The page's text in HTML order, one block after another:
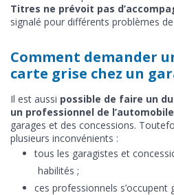
Titres ne prévoit pas
signalé pour différents problèmes
Comment demander
carte grise chez un
Il est aussi possible de faire un
un professionnel de
garages et des concessions.
plusieurs inconvénients :
tous les garagistes et
habilités ;
ces professionnels